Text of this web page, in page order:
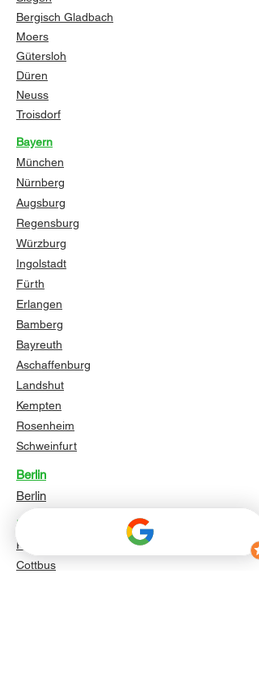
Bergisch Gladbach
Moers
Gütersloh
Düren
Neuss
Troisdorf
Bayern
München
Nürnberg
Augsburg
Regensburg
Würzburg
Ingolstadt
Fürth
Erlangen
Bamberg
Bayreuth
Aschaffenburg
Landshut
Kempten
Rosenheim
Schweinfurt
Berlin
Berlin
Brandenburg
Potsdam
Cottbus